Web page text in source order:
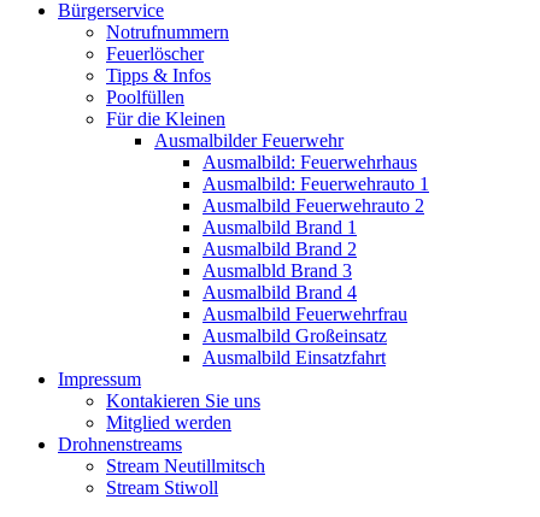
Bürgerservice
Notrufnummern
Feuerlöscher
Tipps & Infos
Poolfüllen
Für die Kleinen
Ausmalbilder Feuerwehr
Ausmalbild: Feuerwehrhaus
Ausmalbild: Feuerwehrauto 1
Ausmalbild Feuerwehrauto 2
Ausmalbild Brand 1
Ausmalbild Brand 2
Ausmalbld Brand 3
Ausmalbild Brand 4
Ausmalbild Feuerwehrfrau
Ausmalbild Großeinsatz
Ausmalbild Einsatzfahrt
Impressum
Kontakieren Sie uns
Mitglied werden
Drohnenstreams
Stream Neutillmitsch
Stream Stiwoll